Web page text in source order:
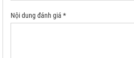
Nội dung đánh giá *